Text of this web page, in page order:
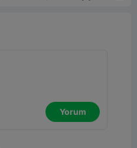
Yorum